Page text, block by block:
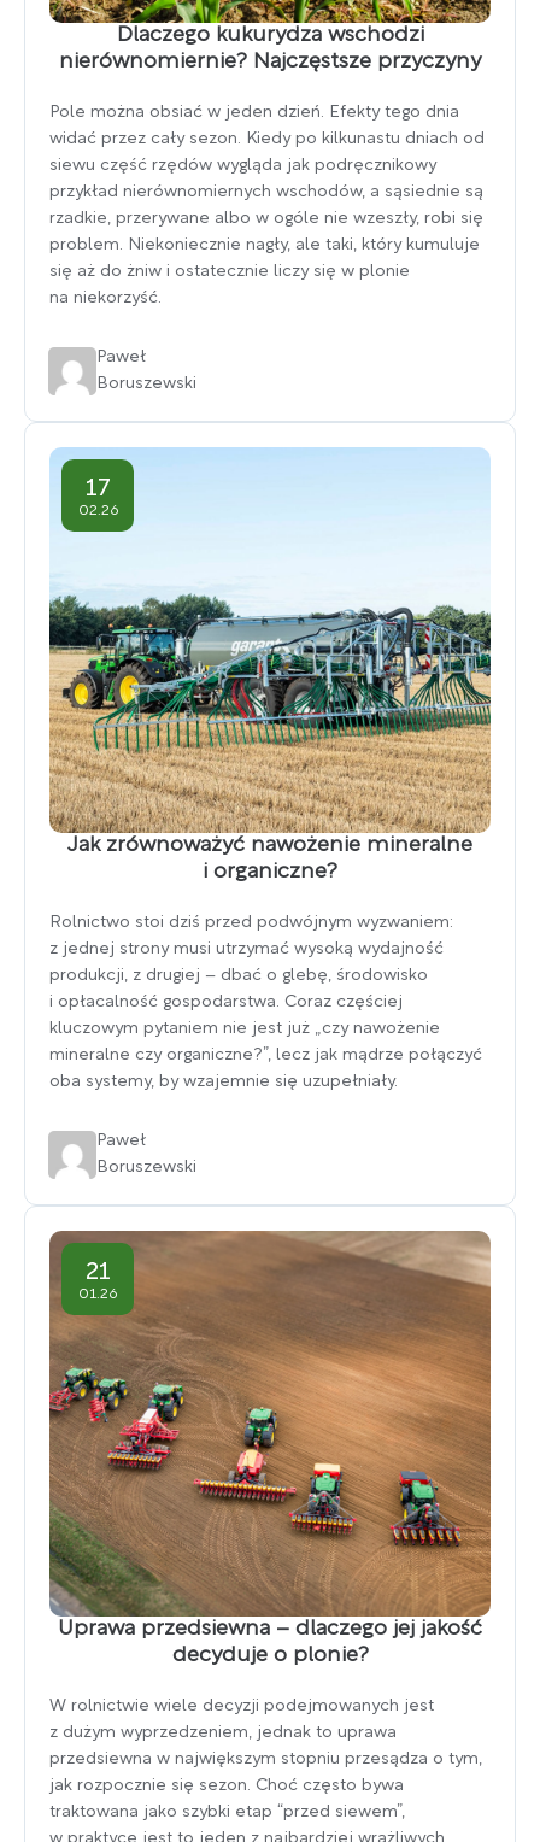
Dlaczego kukurydza wschodzi
nierównomiernie? Najczęstsze przyczyny
Pole można obsiać w jeden dzień. Efekty tego dnia
widać przez cały sezon. Kiedy po kilkunastu dniach od
siewu część rzędów wygląda jak podręcznikowy
przykład nierównomiernych wschodów, a sąsiednie są
rzadkie, przerywane albo w ogóle nie wzeszły, robi się
problem. Niekoniecznie nagły, ale taki, który kumuluje
się aż do żniw i ostatecznie liczy się w plonie
na niekorzyść.
Paweł
Boruszewski
17
02.26
Jak zrównoważyć nawożenie mineralne
i organiczne?
Rolnictwo stoi dziś przed podwójnym wyzwaniem:
z jednej strony musi utrzymać wysoką wydajność
produkcji, z drugiej – dbać o glebę, środowisko
i opłacalność gospodarstwa. Coraz częściej
kluczowym pytaniem nie jest już „czy nawożenie
mineralne czy organiczne?”, lecz jak mądrze połączyć
oba systemy, by wzajemnie się uzupełniały.
Paweł
Boruszewski
21
01.26
Uprawa przedsiewna – dlaczego jej jakość
decyduje o plonie?
W rolnictwie wiele decyzji podejmowanych jest
z dużym wyprzedzeniem, jednak to uprawa
przedsiewna w największym stopniu przesądza o tym,
jak rozpocznie się sezon. Choć często bywa
traktowana jako szybki etap “przed siewem”,